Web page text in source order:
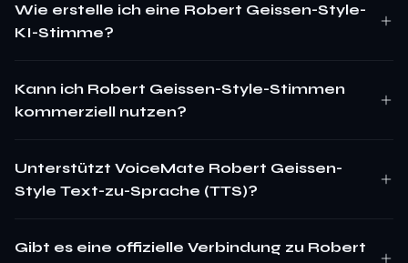
Wie erstelle ich eine Robert Geissen-Style-
KI-Stimme?
Kann ich Robert Geissen-Style-Stimmen
kommerziell nutzen?
Unterstützt VoiceMate Robert Geissen-
Style Text-zu-Sprache (TTS)?
Gibt es eine offizielle Verbindung zu Robert